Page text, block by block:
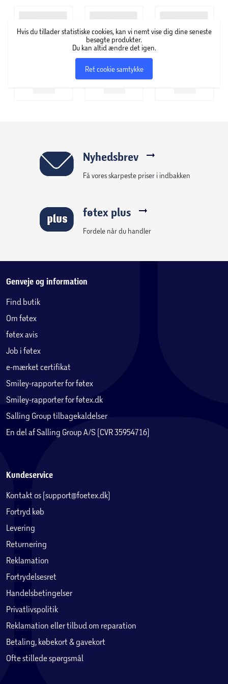
Rullelukning for fleksibel åbning
Justerbar skulderrem
Vandafvisende indvendig foring
Hvis du tillader statistiske cookies, kan vi nemt vise dig dine seneste
besøgte produkter.
Du kan altid ændre det igen.
Ret cookie samtykke
Nyhedsbrev
Få vores skarpeste priser i indbakken
føtex plus
Fordele når du handler
Genveje og information
Find butik
Om føtex
føtex avis
Job i føtex
e-mærket certifikat
Smiley-rapporter for føtex
Smiley-rapporter for føtex.dk
Salling Group tilbagekaldelser
En del af Salling Group A/S (CVR 35954716)
Kundeservice
Kontakt os (support@foetex.dk)
Fortryd køb
Levering
Returnering
Reklamation
Fortrydelsesret
Handelsbetingelser
Privatlivspolitik
Reklamation eller tilbud om reparation
Betaling, købekort & gavekort
Ofte stillede spørgsmål